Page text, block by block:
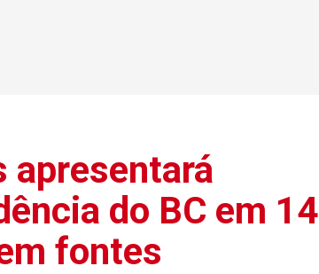
apresentará
do BC em 14
fontes